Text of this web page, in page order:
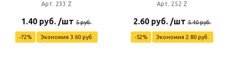
Арт. 233 Z
1.40 руб. /шт 5руб.
-72% Экономия 3.60 руб.
Арт. 252 Z
2.60руб. /шт 5.40руб.
-52% Экономия 2.80 руб.